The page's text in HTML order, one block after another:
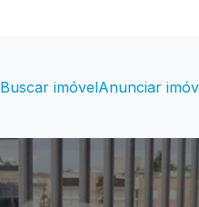
Buscar imóvelAnunciar